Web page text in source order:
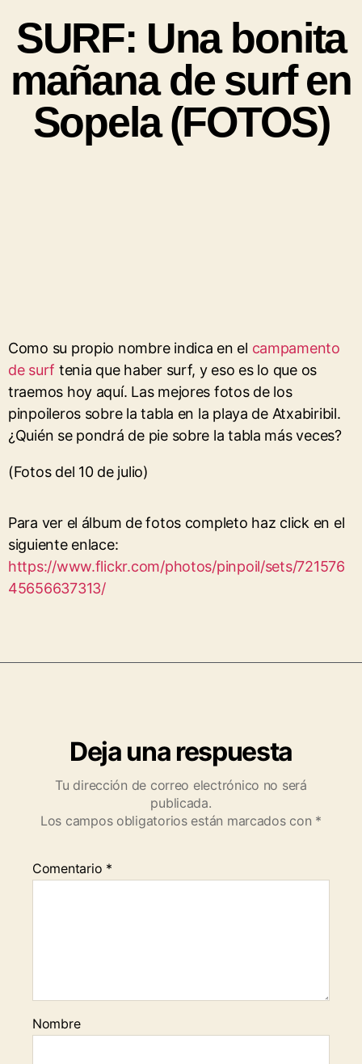
SURF: Una bonita
mañana de surf en
Sopela (FOTOS)
Como su propio nombre indica en el campamento
de surf tenia que haber surf, y eso es lo que os
traemos hoy aquí. Las mejores fotos de los
pinpoileros sobre la tabla en la playa de Atxabiribil.
¿Quién se pondrá de pie sobre la tabla más veces?
(Fotos del 10 de julio)
Para ver el álbum de fotos completo haz click en el
siguiente enlace:
https://www.flickr.com/photos/pinpoil/sets/721576
45656637313/
Deja una respuesta
Tu dirección de correo electrónico no será
publicada.
Los campos obligatorios están marcados con *
Comentario *
Nombre